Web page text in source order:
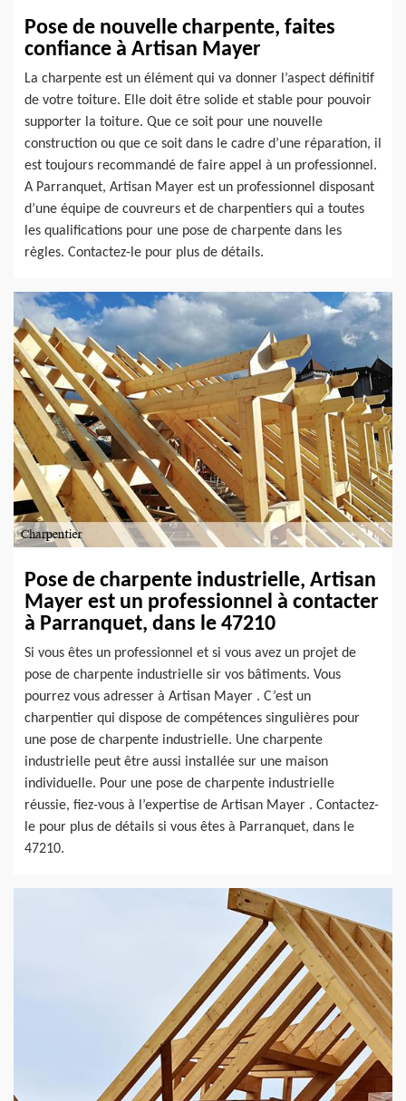
Pose de nouvelle charpente, faites
confiance à Artisan Mayer
La charpente est un élément qui va donner l’aspect définitif
de votre toiture. Elle doit être solide et stable pour pouvoir
supporter la toiture. Que ce soit pour une nouvelle
construction ou que ce soit dans le cadre d’une réparation, il
est toujours recommandé de faire appel à un professionnel.
A Parranquet, Artisan Mayer est un professionnel disposant
d’une équipe de couvreurs et de charpentiers qui a toutes
les qualifications pour une pose de charpente dans les
règles. Contactez-le pour plus de détails.
Pose de charpente industrielle, Artisan
Mayer est un professionnel à contacter
à Parranquet, dans le 47210
Si vous êtes un professionnel et si vous avez un projet de
pose de charpente industrielle sir vos bâtiments. Vous
pourrez vous adresser à Artisan Mayer . C’est un
charpentier qui dispose de compétences singulières pour
une pose de charpente industrielle. Une charpente
industrielle peut être aussi installée sur une maison
individuelle. Pour une pose de charpente industrielle
réussie, fiez-vous à l’expertise de Artisan Mayer . Contactez-
le pour plus de détails si vous êtes à Parranquet, dans le
47210.